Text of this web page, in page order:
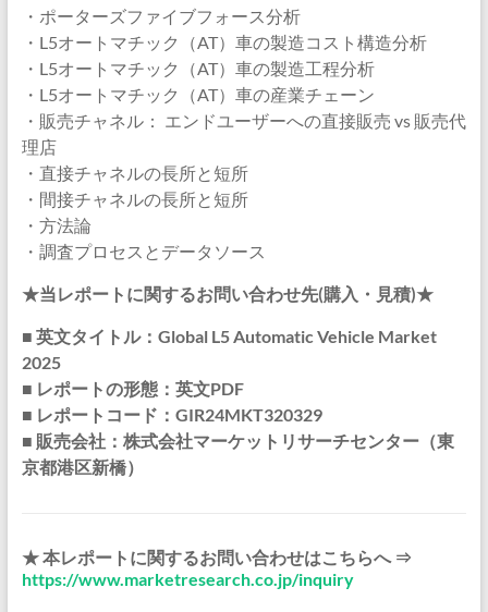
・ポーターズファイブフォース分析
・L5オートマチック（AT）車の製造コスト構造分析
・L5オートマチック（AT）車の製造工程分析
・L5オートマチック（AT）車の産業チェーン
・販売チャネル： エンドユーザーへの直接販売 vs 販売代
理店
・直接チャネルの長所と短所
・間接チャネルの長所と短所
・方法論
・調査プロセスとデータソース
★当レポートに関するお問い合わせ先(購入・見積)★
■ 英文タイトル：Global L5 Automatic Vehicle Market
2025
■ レポートの形態：英文PDF
■ レポートコード：GIR24MKT320329
■ 販売会社：株式会社マーケットリサーチセンター（東
京都港区新橋）
★ 本レポートに関するお問い合わせはこちらへ ⇒
https://www.marketresearch.co.jp/inquiry